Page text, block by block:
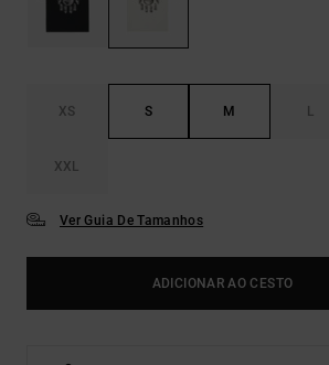
XS S M L
XXL
Ver Guia De Tamanhos
ADICIONAR AO CESTO